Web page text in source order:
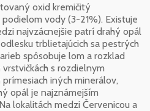
oxid kremičitý
vody (3-21%). Existuje
najvzácnejšie patrí drahý opál
trblietajúcich sa pestrých
spôsobuje lom a rozklad
s rozdielnym
iných minerálov,
opál je najznámejším
lokalitách medzi Červenicou a